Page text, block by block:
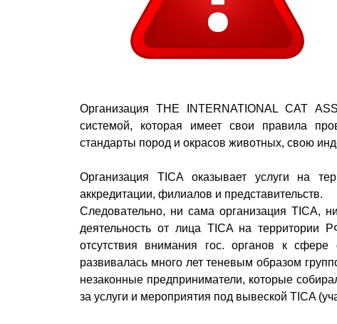
Организация THE INTERNATIONAL CAT
системой, которая имеет свои правила
стандарты пород и окрасов животных, свою
Организация TICA оказывает услуги на
аккредитации, филиалов и представительств.
Следовательно, ни сама организация TICA,
деятельность от лица TICA на территории
отсутствия внимания гос. органов к
развивалась много лет теневым образом
незаконные предприниматели, которые
за услуги и мероприятия под вывеской TICA